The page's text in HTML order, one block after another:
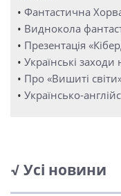
• Фантастична
• Виднокола
• Презентація
• Українські
• Про «Вишиті
• Українсько-
√ Усі новини